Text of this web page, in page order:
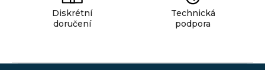
Diskrétní
doručení
Technická
podpora